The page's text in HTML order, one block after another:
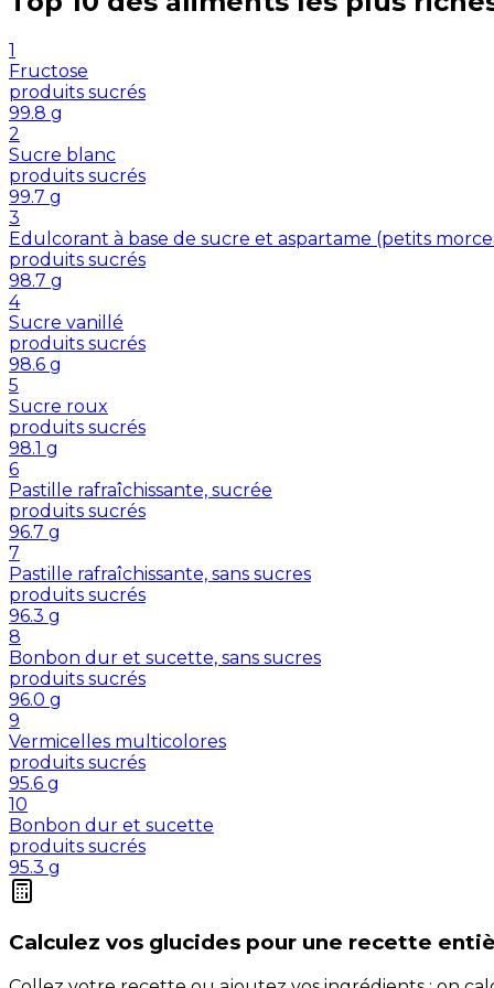
1
Fructose
produits sucrés
99.8 g
2
Sucre blanc
produits sucrés
99.7 g
3
Edulcorant à base de sucre et aspartame (petits
produits sucrés
98.7 g
4
Sucre vanillé
produits sucrés
98.6 g
5
Sucre roux
produits sucrés
98.1 g
6
Pastille rafraîchissante, sucrée
produits sucrés
96.7 g
7
Pastille rafraîchissante, sans sucres
produits sucrés
96.3 g
8
Bonbon dur et sucette, sans sucres
produits sucrés
96.0 g
9
Vermicelles multicolores
produits sucrés
95.6 g
10
Bonbon dur et sucette
produits sucrés
95.3 g
Calculez vos glucides pour une recette